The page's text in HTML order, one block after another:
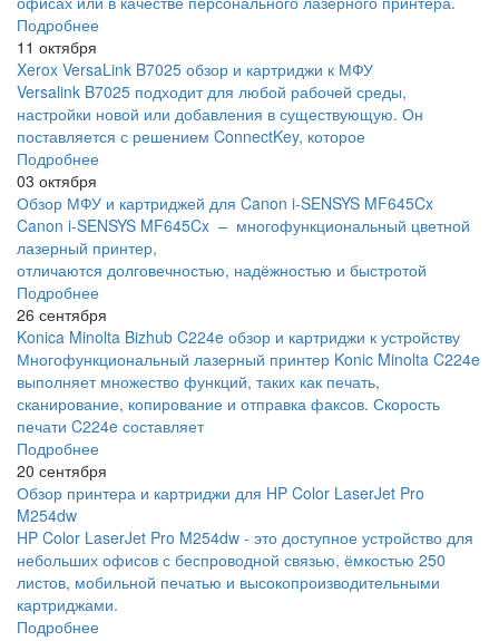
Подробнее
11 октября
Xerox VersaLink B7025 обзор и картриджи к МФУ
Versalink B7025 подходит для любой рабочей среды,
настройки новой или добавления в существующую. Он
поставляется с решением ConnectKey, которое
Подробнее
03 октября
Обзор МФУ и картриджей для Canon i-SENSYS MF645Cx
Canon i-SENSYS MF645Cx – многофункциональный цветной
лазерный принтер,
отличаются долговечностью, надёжностью и быстротой
Подробнее
26 сентября
Konica Minolta Bizhub C224e обзор и картриджи к устройству
Многофункциональный лазерный принтер Konic Minolta C224e
выполняет множество функций, таких как печать,
сканирование, копирование и отправка факсов. Скорость
печати C224e составляет
Подробнее
20 сентября
Обзор принтера и картриджи для HP Color LaserJet Pro
M254dw
HP Color LaserJet Pro M254dw - это доступное устройство для
небольших офисов с беспроводной связью, ёмкостью 250
листов, мобильной печатью и высокопроизводительными
картриджами.
Подробнее